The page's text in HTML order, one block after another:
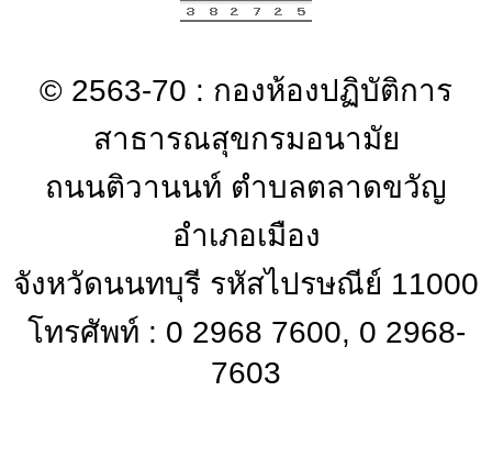
© 2563-70 : กองห้องปฏิบัติการ
สาธารณสุขกรมอนามัย
ถนนติวานนท์ ตำบลตลาดขวัญ
อำเภอเมือง
จังหวัดนนทบุรี รหัสไปรษณีย์ 11000
โทรศัพท์ : 0 2968 7600, 0 2968-
7603